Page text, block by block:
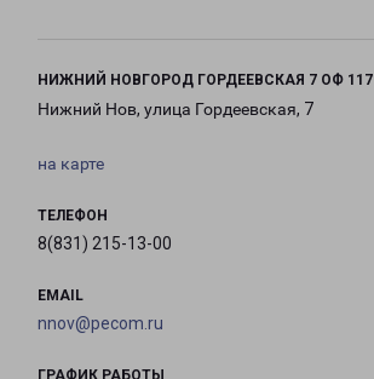
НИЖНИЙ НОВГОРОД ГОРДЕЕВСКАЯ 7 ОФ 117
Нижний Нов, улица Гордеевская, 7
на карте
ТЕЛЕФОН
8(831) 215-13-00
EMAIL
nnov@pecom.ru